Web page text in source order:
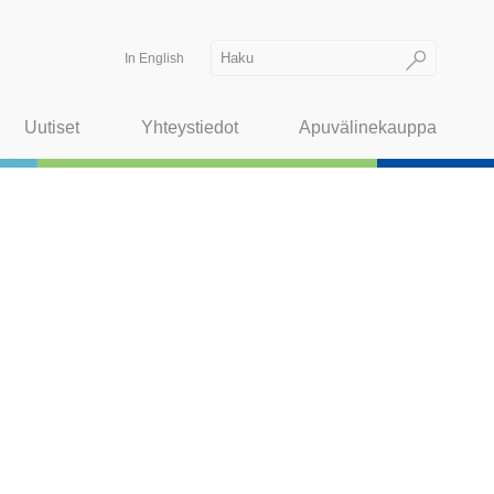
In English
Uutiset Yhteystiedot Apuvälinekauppa